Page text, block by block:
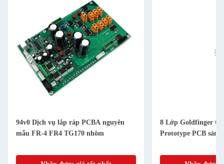
94v0 Dịch vụ lắp ráp PCBA nguyên
mẫu FR-4 FR4 TG170 nhôm
8 Lớp Goldfinger
Prototype PCB sản